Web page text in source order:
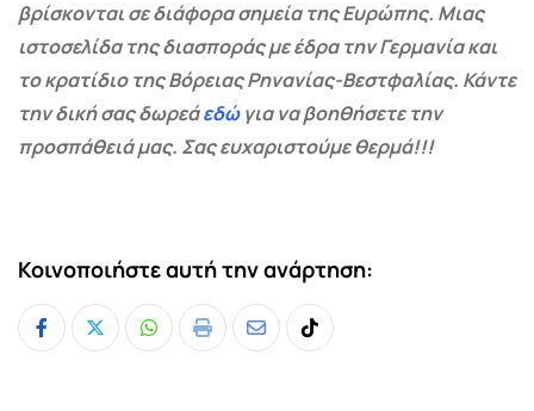
βρίσκονται σε διάφορα σημεία της Ευρώπης. Μιας
ιστοσελίδα της διασποράς με έδρα την Γερμανία και
το κρατίδιο της Βόρειας Ρηνανίας-Βεστφαλίας. Κάντε
την δική σας δωρεάεδώγια να βοηθήσετε την
προσπάθειά μας. Σας ευχαριστούμε θερμά!!!
Κοινοποιήστε αυτή την ανάρτηση:
Whatsapp
Print
ShareTiktok